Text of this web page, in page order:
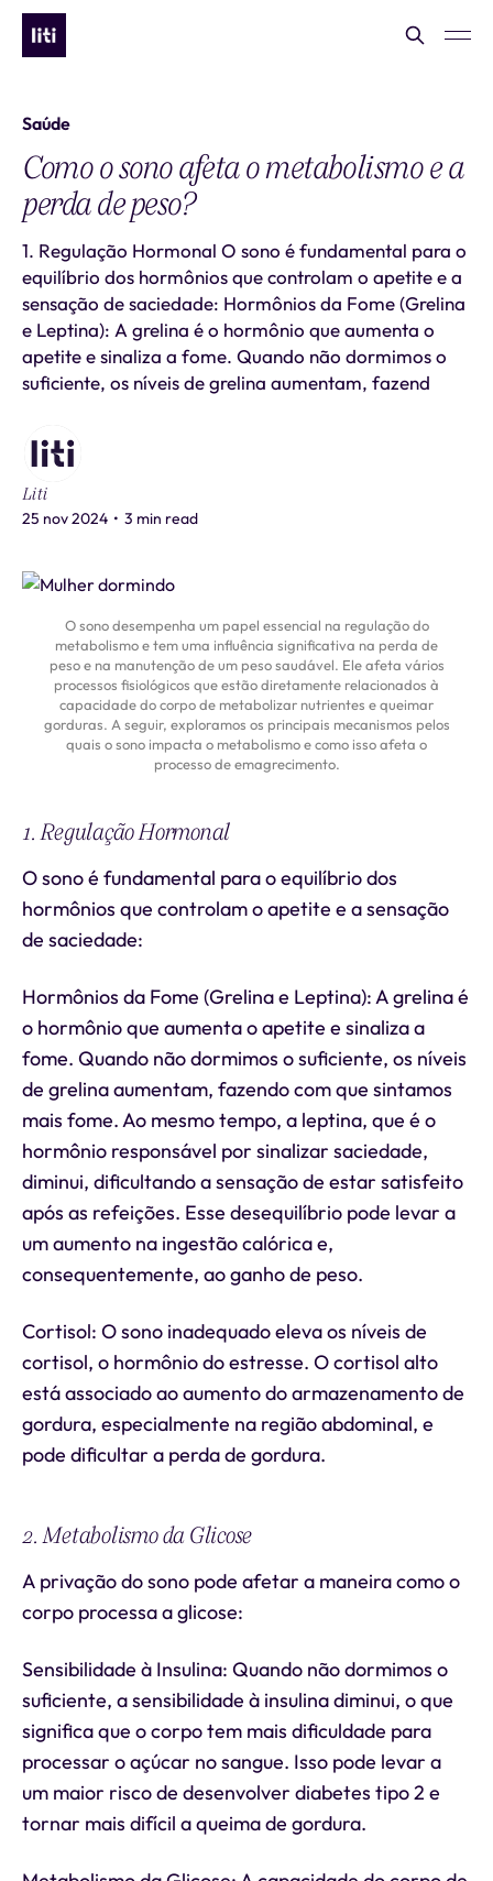
Saúde
Como o sono afeta o metabolismo e a
perda de peso?
1. Regulação Hormonal O sono é fundamental para o
equilíbrio dos hormônios que controlam o apetite e a
sensação de saciedade: Hormônios da Fome (Grelina
e Leptina): A grelina é o hormônio que aumenta o
apetite e sinaliza a fome. Quando não dormimos o
suficiente, os níveis de grelina aumentam, fazend
Liti
25 nov 2024 • 3 min read
O sono desempenha um papel essencial na regulação do
metabolismo e tem uma influência significativa na perda de
peso e na manutenção de um peso saudável. Ele afeta vários
processos fisiológicos que estão diretamente relacionados à
capacidade do corpo de metabolizar nutrientes e queimar
gorduras. A seguir, exploramos os principais mecanismos pelos
quais o sono impacta o metabolismo e como isso afeta o
processo de emagrecimento.
1. Regulação Hormonal
O sono é fundamental para o equilíbrio dos
hormônios que controlam o apetite e a sensação
de saciedade:
Hormônios da Fome (Grelina e Leptina): A grelina é
o hormônio que aumenta o apetite e sinaliza a
fome. Quando não dormimos o suficiente, os níveis
de grelina aumentam, fazendo com que sintamos
mais fome. Ao mesmo tempo, a leptina, que é o
hormônio responsável por sinalizar saciedade,
diminui, dificultando a sensação de estar satisfeito
após as refeições. Esse desequilíbrio pode levar a
um aumento na ingestão calórica e,
consequentemente, ao ganho de peso.
Cortisol: O sono inadequado eleva os níveis de
cortisol, o hormônio do estresse. O cortisol alto
está associado ao aumento do armazenamento de
gordura, especialmente na região abdominal, e
pode dificultar a perda de gordura.
2. Metabolismo da Glicose
A privação do sono pode afetar a maneira como o
corpo processa a glicose:
Sensibilidade à Insulina: Quando não dormimos o
suficiente, a sensibilidade à insulina diminui, o que
significa que o corpo tem mais dificuldade para
processar o açúcar no sangue. Isso pode levar a
um maior risco de desenvolver diabetes tipo 2 e
tornar mais difícil a queima de gordura.